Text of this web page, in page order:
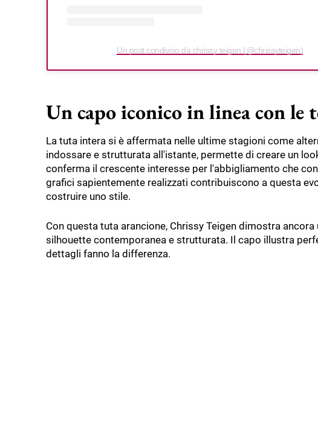
Un post condiviso da chrissy teigen (@chrissyteigen)
Un capo iconico in linea con le
La tuta intera si è affermata nelle ultime stagioni come
indossare e strutturata all'istante, permette di creare un
conferma il crescente interesse per l'abbigliamento che
grafici sapientemente realizzati contribuiscono a questa
costruire uno stile.
Con questa tuta arancione, Chrissy Teigen dimostra
silhouette contemporanea e strutturata. Il capo illustra
dettagli fanno la differenza.